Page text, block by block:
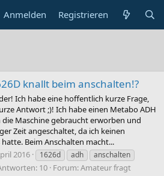
Anmelden Registrieren
knallt beim anschalten!?
Ich habe eine hoffentlich kurze Frage,
Antwort ;)! Ich habe einen Metabo ADH
die Maschine gebraucht erworben und
Zeit angeschaltet, da ich keinen
Beim Anschalten macht...
2016 1626d adh
anschalten
10 Forum:Amateur fragt